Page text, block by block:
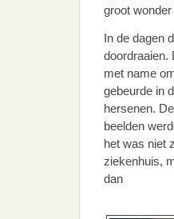
groot
In de dagen
doordraaien.
met name
gebeurde in
hersenen. De
beelden
het was niet
ziekenhuis,
dan